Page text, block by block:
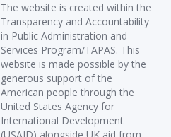
The website is created within the
Transparency and Accountability
in Public Administration and
Services Program/TAPAS. This
website is made possible by the
generous support of the
American people through the
United States Agency for
International Development